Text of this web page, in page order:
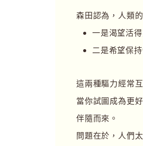
森田認為，人類
一是渴望活
二是希望保
這兩種驅力經常
當你試圖成為更
伴隨而來。
問題在於，人們